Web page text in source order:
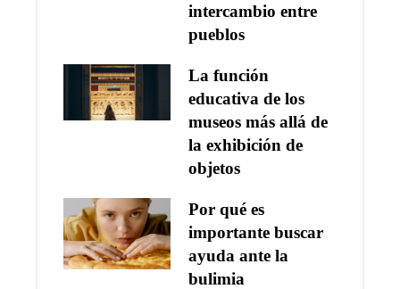
intercambio entre
pueblos
La función
educativa de los
museos más allá de
la exhibición de
objetos
Por qué es
importante buscar
ayuda ante la
bulimia